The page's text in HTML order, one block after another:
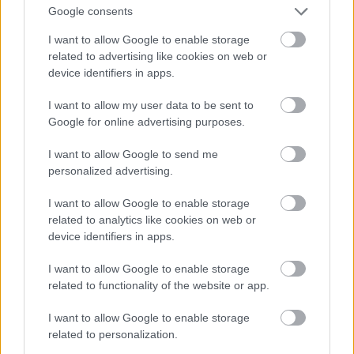
Google consents
I want to allow Google to enable storage
related to advertising like cookies on web or
device identifiers in apps.
I want to allow my user data to be sent to
Google for online advertising purposes.
I want to allow Google to send me
personalized advertising.
I want to allow Google to enable storage
related to analytics like cookies on web or
device identifiers in apps.
I want to allow Google to enable storage
related to functionality of the website or app.
I want to allow Google to enable storage
related to personalization.
εκπαίδευσης και “σκέψης”» συμπληρώνει. «Θα
πρέπει να δει κανείς ποιος είναι ο στόχος που
τους τίθεται, τι διεργασία ακολουθείται, ποια
είναι τα δεδομένα με τα οποία τροφοδοτούνται
προγραμματίζονται να τα συσχετίζουν. Όλα τα
δεν είναι οι αλγόριθμοι προκατειλημμένοι, τα
δεδομένα και οι διεργασίες για την επεξεργασία
τους μπορεί να είναι. Δεν πρέπει να ξεχνάμε ότι ο
αλγόριθμος προσανατολίζεται, βασιζόμενος στη
δική μας πρόσληψη της πραγματικότητας»
τονίζει.
Το πρόβλημα του «μαύρου κουτιού»
Το πρόβλημα της μεροληψίας άλλωστε είναι